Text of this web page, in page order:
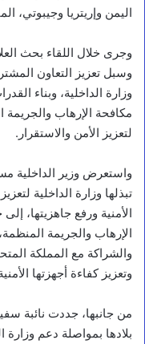
اليمن وإريتريا وجيبوتي،
وجرى خلال اللقاء بحث
وسبل تعزيز التعاون
وزارة الداخلية، وبناء
مكافحة الإرهاب
لتعزيز الأمن والاستقرار.
واستعرض وزير الداخلية
تبذلها وزارة الداخلية
الأمنية ورفع جاهزيتها،
الإرهاب والجريمة
والشراكة مع المملكة
وتعزيز كفاءة أجهزتها
من جانبها، جددت نائبة
بلادها بمواصلة دعم وزارة